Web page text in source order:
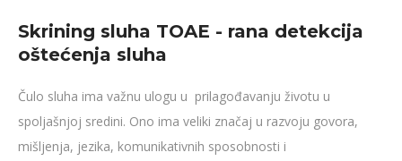
Skrining sluha TOAE - rana detekcija
oštećenja sluha
Čulo sluha ima važnu ulogu u prilagođavanju životu u
spoljašnjoj sredini. Ono ima veliki značaj u razvoju govora,
mišljenja, jezika, komunikativnih sposobnosti i